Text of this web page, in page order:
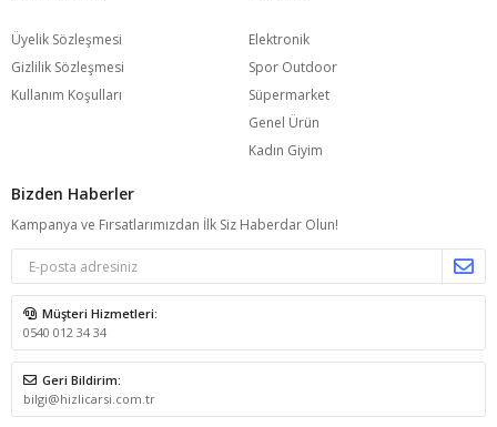
Üyelik Sözleşmesi
Gizlilik Sözleşmesi
Kullanım Koşulları
Elektronik
Spor Outdoor
Süpermarket
Genel Ürün
Kadın Giyim
Bizden Haberler
Kampanya ve Fırsatlarımızdan İlk Siz Haberdar Olun!
Müşteri Hizmetleri:
0540 012 34 34
Geri Bildirim:
bilgi@hizlicarsi.com.tr